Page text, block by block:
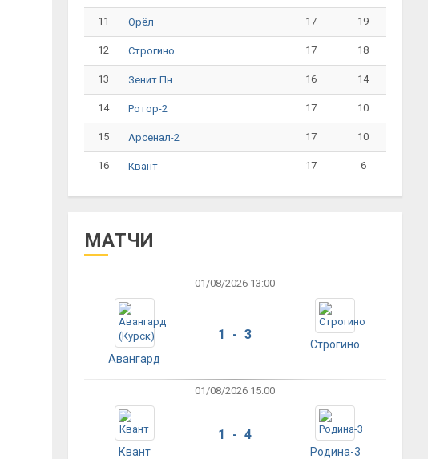
11 Орёл 17 19
12 Строгино 17 18
13 Зенит Пн 16 14
14 Ротор-2 17 10
15 Арсенал-2 17 10
16 Квант 17 6
МАТЧИ
01/08/2026 13:00
Авангард
1 - 3
Строгино
01/08/2026 15:00
Квант
1 - 4
Родина-3